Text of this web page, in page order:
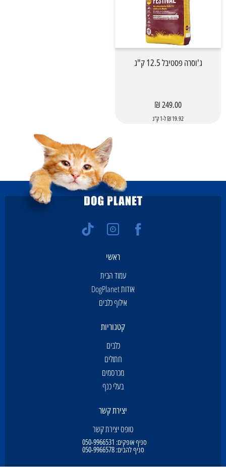
ג'וסרה פסטיבל 12.5 ק"ג
249.00 ₪
19.92 ₪ ל-1 ק"ג
ראשי
עמוד הבית
אודות DogPlanet
אילוף כלבים
קטגוריות
כלבים
חתולים
מכרסמים
בעלי כנף
יצירת קשר
טופס יצירת קשר
סניף אופקים: 050-9966531
סניף להבים:050-9966578